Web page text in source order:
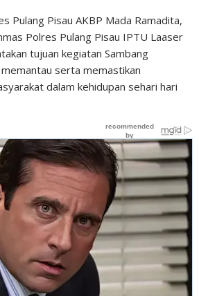
Pulang Pisau AKBP Mada Ramadita,
Polres Pulang Pisau IPTU Laaser
tujuan kegiatan Sambang
serta memastikan
dalam kehidupan sehari hari